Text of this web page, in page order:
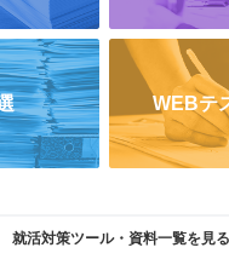
WEBテ
就活対策ツール・資料一覧を見る